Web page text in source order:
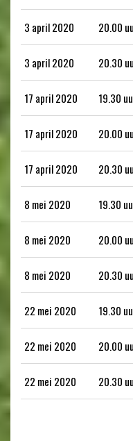
3 april 2020 20.00
3 april 2020 20.30
17 april 2020 19.30
17 april 2020 20.00
17 april 2020 20.30
8 mei 2020 19.30
8 mei 2020 20.00
8 mei 2020 20.30
22 mei 2020 19.30
22 mei 2020 20.00
22 mei 2020 20.30